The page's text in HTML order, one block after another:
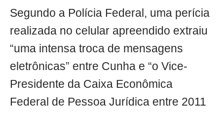
Segundo a Polícia Federal, uma perícia
realizada no celular apreendido extraiu
“uma intensa troca de mensagens
eletrônicas” entre Cunha e “o Vice-
Presidente da Caixa Econômica
Federal de Pessoa Jurídica entre 2011